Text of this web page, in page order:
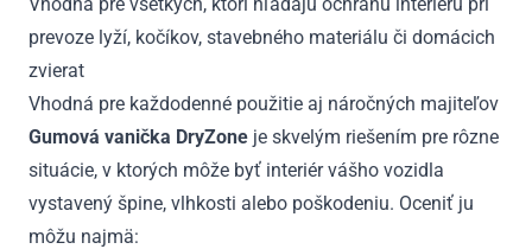
prevoze lyží, kočíkov, stavebného materiálu či domácich
zvierat
Vhodná pre každodenné použitie aj náročných majiteľov
Gumová vanička DryZone je skvelým riešením pre rôzne
situácie, v ktorých môže byť interiér vášho vozidla
vystavený špine, vlhkosti alebo poškodeniu. Oceniť ju
môžu najmä: